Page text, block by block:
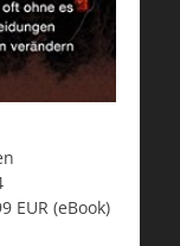
EUR (eBook)